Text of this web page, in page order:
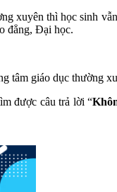
xuyên thì học sinh
đẳng, Đại học.
tâm giáo dục thường
được câu trả lời “